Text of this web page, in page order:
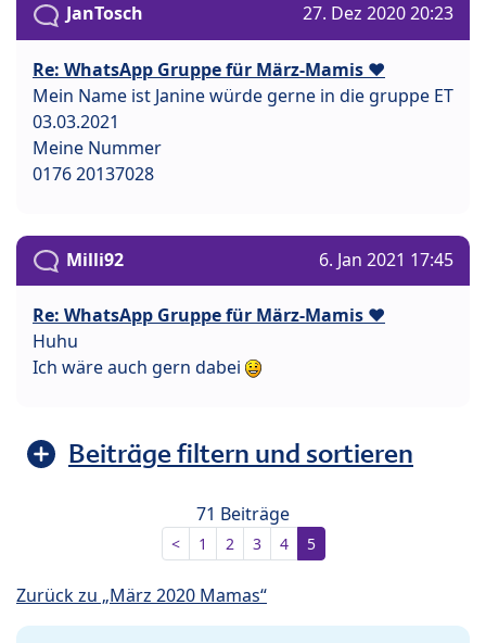
JanTosch 27. Dez 2020 20:23
Re: WhatsApp Gruppe für März-Mamis ❤️
Mein Name ist Janine würde gerne in die gruppe ET
03.03.2021
Meine Nummer
0176 20137028
Milli92 6. Jan 2021 17:45
Re: WhatsApp Gruppe für März-Mamis ❤️
Huhu
Ich wäre auch gern dabei
Beiträge filtern und sortieren
71 Beiträge
< 1 2 3 4 5
Zurück zu „März 2020 Mamas“